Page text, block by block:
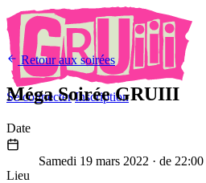
Se connecter Inscription
Retour aux soirées
Méga Soirée GRUIII
Date
Samedi 19 mars 2022 · de
Lieu